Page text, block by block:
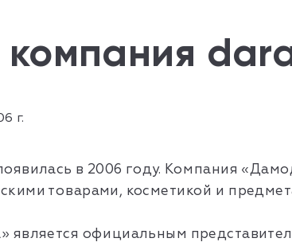
г.
в 2006 году. Компания
товарами, косметикой и
является официальным